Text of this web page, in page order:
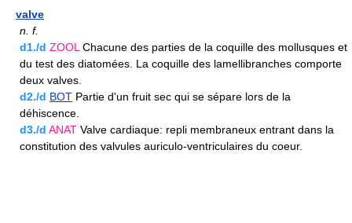
valve
n. f.
d1./d ZOOL Chacune des parties de la coquille des mollusques et
du test des diatomées. La coquille des lamellibranches comporte
deux valves.
d2./d BOT Partie d'un fruit sec qui se sépare lors de la
déhiscence.
d3./d ANAT Valve cardiaque: repli membraneux entrant dans la
constitution des valvules auriculo-ventriculaires du coeur.